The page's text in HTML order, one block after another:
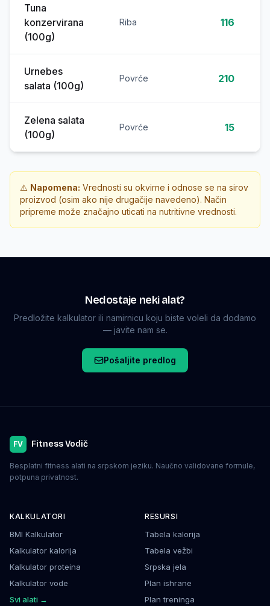
Tuna
konzervirana
(100g)
Riba 116
Urnebes
salata (100g)
Povrće 210
Zelena salata
(100g)
Povrće 15
⚠️ Napomena: Vrednosti su okvirne i odnose se na sirov
proizvod (osim ako nije drugačije navedeno). Način
pripreme može značajno uticati na nutritivne vrednosti.
Nedostaje neki alat?
Predložite kalkulator ili namirnicu koju biste voleli da dodamo
— javite nam se.
Pošaljite predlog
FV Fitness Vodič
Besplatni fitness alati na srpskom jeziku. Naučno validovane formule,
potpuna privatnost.
KALKULATORI
BMI Kalkulator
Kalkulator kalorija
Kalkulator proteina
Kalkulator vode
Svi alati →
RESURSI
Tabela kalorija
Tabela vežbi
Srpska jela
Plan ishrane
Plan treninga